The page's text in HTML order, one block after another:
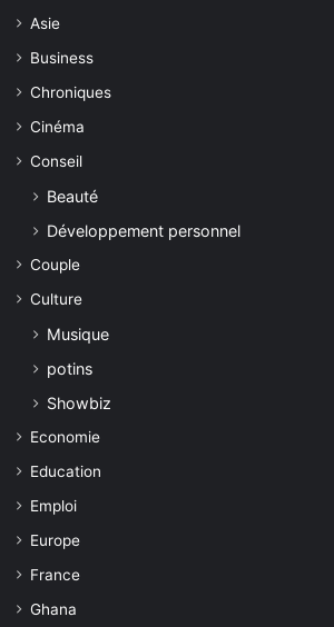
Asie
Business
Chroniques
Cinéma
Conseil
Beauté
Développement personnel
Couple
Culture
Musique
potins
Showbiz
Economie
Education
Emploi
Europe
France
Ghana